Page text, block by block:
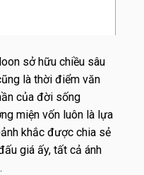
sở hữu chiều sâu
là thời điểm văn
của đời sống
miện vốn luôn là lựa
khắc được chia sẻ
giá ấy, tất cả ánh